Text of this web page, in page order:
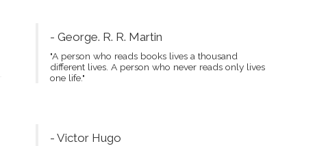
- George. R. R. Martin
"A person who reads books lives a thousand
different lives. A person who never reads only lives
one life."
- Victor Hugo